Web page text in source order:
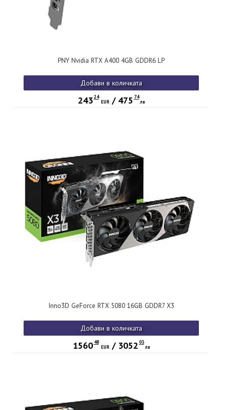
PNY Nvidia RTX A400 4GB GDDR6 LP
Добави в количката
243 24
EUR/ 475 74
лв
Inno3D GeForce RTX 5080 16GB GDDR7 X3
Добави в количката
1560 48
EUR/ 3052 03
лв